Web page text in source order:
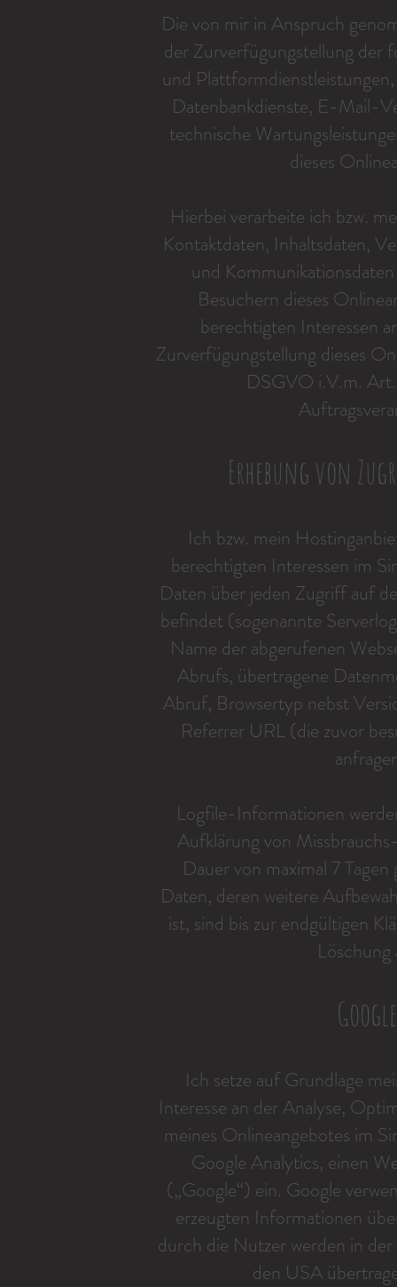
Die von mir in Anspruch
der Zurverfügungstellung der
und
Datenbankdienste, E-Mail-
technische
dieses
Hierbei verarbeite ich bzw.
Kontaktdaten, Inhaltsdaten,
und
Besuchern dieses
berechtigten Interessen
Zurverfügungstellung dieses
DSGVO i.V.m.
Erhebung von
Ich bzw. mein
berechtigten Interessen im
Daten über jeden Zugriff auf
befindet (sogenannte
Name der abgerufenen
Abrufs, übertragene
Abruf, Browsertyp nebst
Referrer URL (die zuvor
Logfile-Informationen
Aufklärung von
Dauer von maximal 7
Daten, deren weitere
ist, sind bis zur endgültigen
Ich setze auf Grundlage
Interesse an der Analyse,
meines Onlineangebotes im
Google Analytics, einen
(„Google“) ein. Google
erzeugten Informationen
durch die Nutzer werden in
den USA